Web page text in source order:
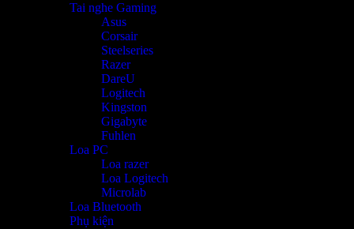
Tai nghe Gaming
Asus
Corsair
Steelseries
Razer
DareU
Logitech
Kingston
Gigabyte
Fuhlen
Loa PC
Loa razer
Loa Logitech
Microlab
Loa Bluetooth
Phụ kiện